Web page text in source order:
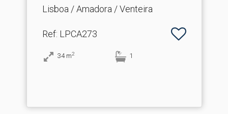
Lisboa / Amadora / Venteira
Ref: LPCA273
34 m2 1